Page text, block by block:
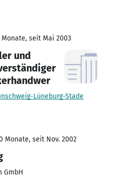
Monate, seit Mai 2003
und
Lüneburg-Stade
Monate, seit Nov. 2002
GmbH